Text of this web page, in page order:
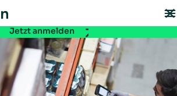
Jetzt anmelden